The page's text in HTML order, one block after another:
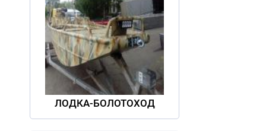
ЛОДКА-БОЛОТОХОД